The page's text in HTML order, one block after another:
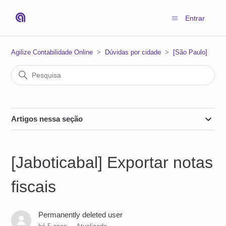
Entrar
Agilize Contabilidade Online Dúvidas por cidade [São Paulo]
Artigos nessa seção
[Jaboticabal] Exportar notas
fiscais
Permanently deleted user